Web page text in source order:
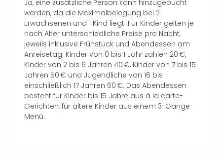
Ja, eine zusätzliche Person kann hinzugebucht
werden, da die Maximalbelegung bei 2
Erwachsenen und 1 Kind liegt. Für Kinder gelten je
nach Alter unterschiedliche Preise pro Nacht,
jeweils inklusive Frühstück und Abendessen am
Anreisetag: Kinder von 0 bis 1 Jahr zahlen 20 €,
Kinder von 2 bis 6 Jahren 40 €, Kinder von 7 bis 15
Jahren 50 € und Jugendliche von 16 bis
einschließlich 17 Jahren 60 €. Das Abendessen
besteht für Kinder bis 15 Jahre aus à la carte-
Gerichten, für ältere Kinder aus einem 3-Gänge-
Menü.